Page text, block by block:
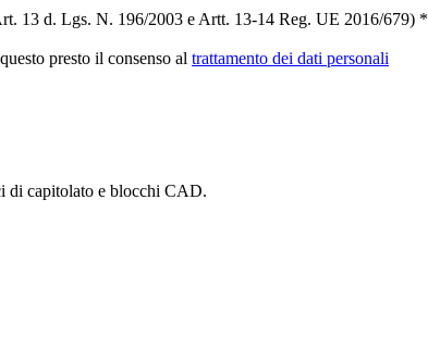
13 d. Lgs. N. 196/2003 e Artt. 13-14 Reg. UE 2016/679) *
presto il consenso al trattamento dei dati personali
di capitolato e blocchi CAD.